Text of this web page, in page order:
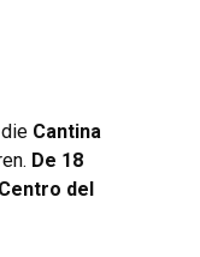
Cantina
. De 18
Centro del